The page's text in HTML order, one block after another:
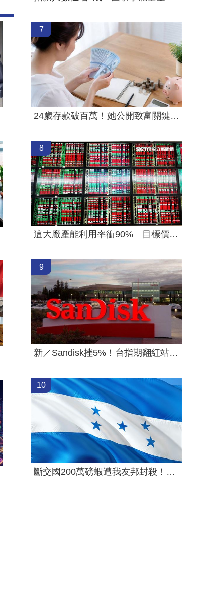
7
24歲存款破百萬！她公開致富關鍵：超孝順
8
這大廠產能利用率衝90% 目標價上看220元
9
新／Sandisk挫5%！台指期翻紅站回44000點
10
斷交國200萬磅蝦遭我友邦封殺！業者慘叫